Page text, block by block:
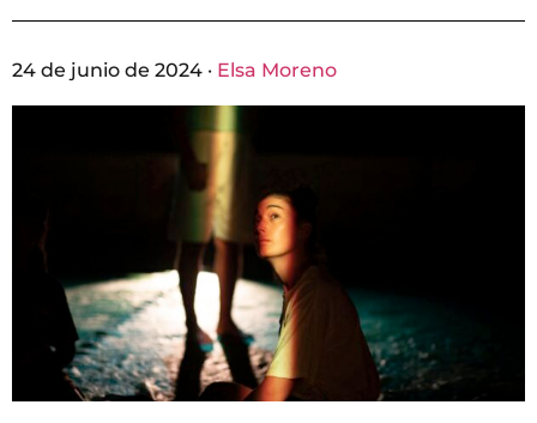
24 de junio de 2024 · Elsa Moreno